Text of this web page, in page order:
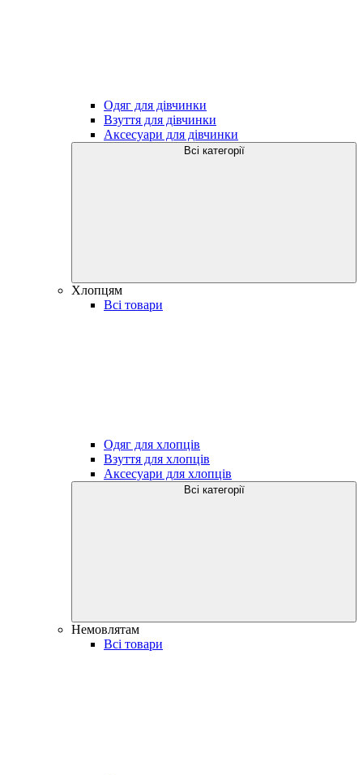
Одяг для дівчинки
Взуття для дівчинки
Аксесуари для дівчинки
Всі категорії
Хлопцям
Всі товари
Одяг для хлопців
Взуття для хлопців
Аксесуари для хлопців
Всі категорії
Немовлятам
Всі товари